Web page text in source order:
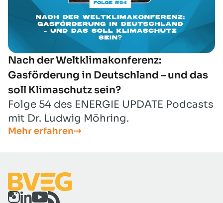
Nach der Weltklimakonferenz:
Gasförderung in Deutschland – und das
soll Klimaschutz sein?
Folge 54 des ENERGIE UPDATE Podcasts
mit Dr. Ludwig Möhring.
Mehr erfahren